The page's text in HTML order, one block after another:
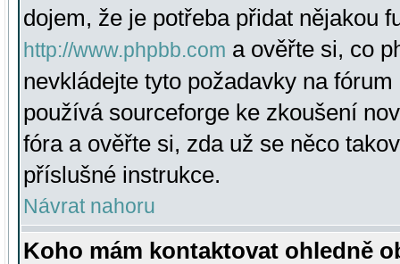
dojem, že je potřeba přidat nějakou
http://www.phpbb.com a ověřte si, co
nevkládejte tyto požadavky na
používá sourceforge ke zkoušení
fóra a ověřte si, zda už se něco
příslušné instrukce.
Návrat nahoru
Koho mám kontaktovat ohledně